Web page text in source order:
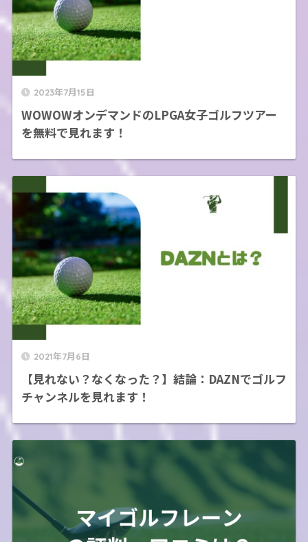
2023年7月15日
WOWOWオンデマンドのLPGA女子ゴルフツアー
を無料で見れます！
2021年7月6日
【見れない？なくなった？】結論：DAZNでゴルフ
チャンネルを見れます！